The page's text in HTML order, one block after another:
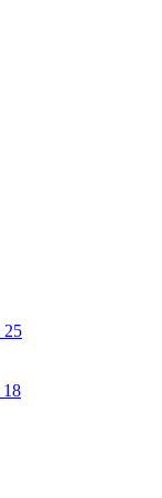
25
18